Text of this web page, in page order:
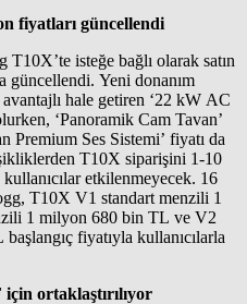
fiyatları güncellendi
isteğe bağlı olarak satın
güncellendi. Yeni donanım
hale getiren ‘22 kW AC
‘Panoramik Cam Tavan’
Ses Sistemi’ fiyatı da
T10X siparişini 1-10
etkilenmeyecek. 16
T10X V1 standart menzili 1
1 milyon 680 bin TL ve V2
fiyatıyla kullanıcılarla
ortaklaştırılıyor